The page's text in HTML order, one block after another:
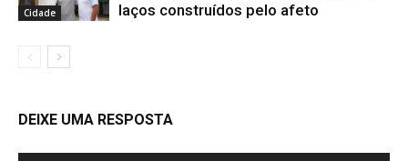
Cidade
laços construídos pelo afeto
DEIXE UMA RESPOSTA